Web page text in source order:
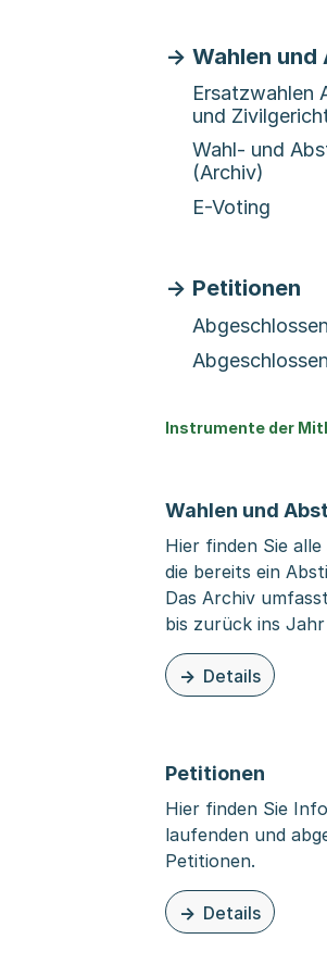
Wahlen und
Ersatzwahlen
und
Wahl- und
(Archiv)
E-Voting
Petitionen
Instrumente der
Wahlen und
Hier finden Sie
die bereits ein
Das Archiv
bis zurück ins Jahr
Details
zu dieser
Petitionen
Hier finden Sie
laufenden und
Petitionen.
Details
zu dieser